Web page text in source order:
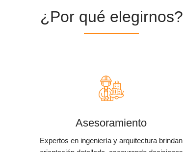
¿Por qué elegirnos?
Asesoramiento
Expertos en ingeniería y arquitectura brindan